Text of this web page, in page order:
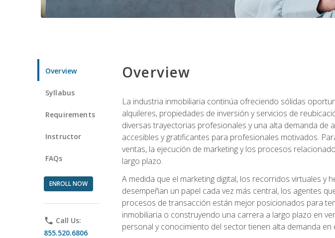
Overview
Syllabus
Requirements
Instructor
FAQs
ENROLL NOW
phone Call Us:
855.520.6806
Overview
La industria inmobiliaria continúa ofreciendo sólidas
alquileres, propiedades de inversión y servicios de
diversas trayectorias profesionales y una alta demanda de
accesibles y gratificantes para profesionales motivados.
ventas, la ejecución de marketing y los procesos
largo plazo.
A medida que el marketing digital, los recorridos virtuales
desempeñan un papel cada vez más central, los agentes
procesos de transacción están mejor posicionados para
inmobiliaria o construyendo una carrera a largo plazo en
personal y conocimiento del sector tienen alta demanda